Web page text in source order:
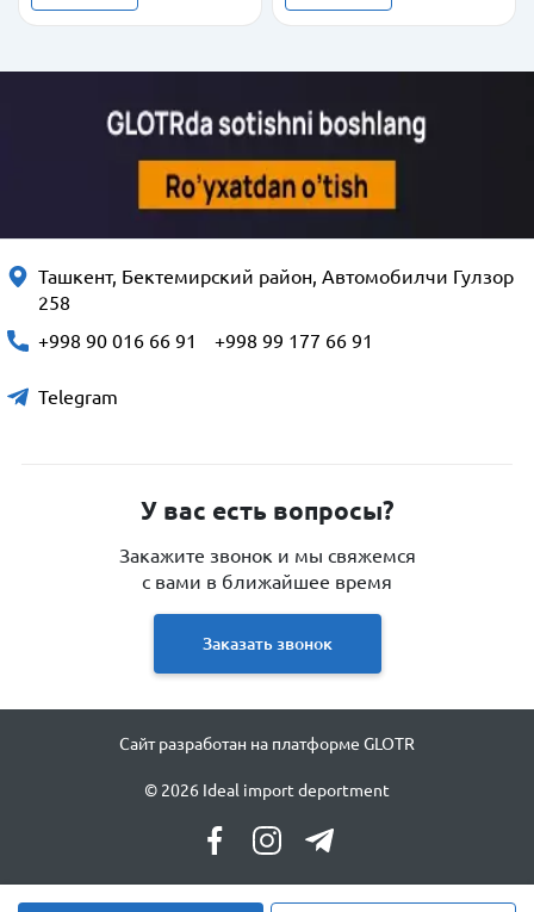
Ташкент, Бектемирский район, Автомобилчи Гулзор
258
+998 90 016 66 91
+998 99 177 66 91
Telegram
У вас есть вопросы?
Закажите звонок и мы свяжемся
с вами в ближайшее время
Заказать звонок
Сайт разработан на платформе GLOTR
© 2026 Ideal import deportment